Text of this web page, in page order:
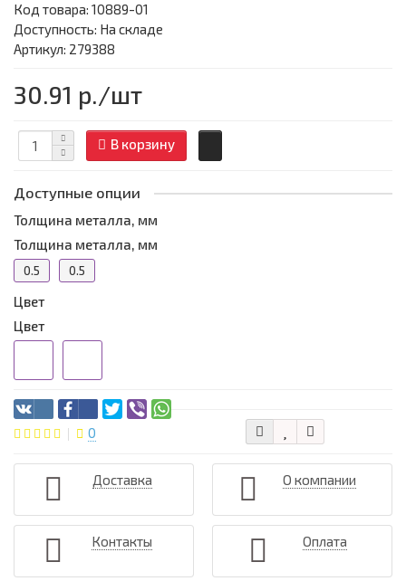
Код товара: 10889-01
Доступность: На складе
Артикул: 279388
30.91 р./шт
В корзину
Доступные опции
Толщина металла, мм
Толщина металла, мм
0.5 0.5
Цвет
Цвет
0
Доставка О компании
Контакты Оплата